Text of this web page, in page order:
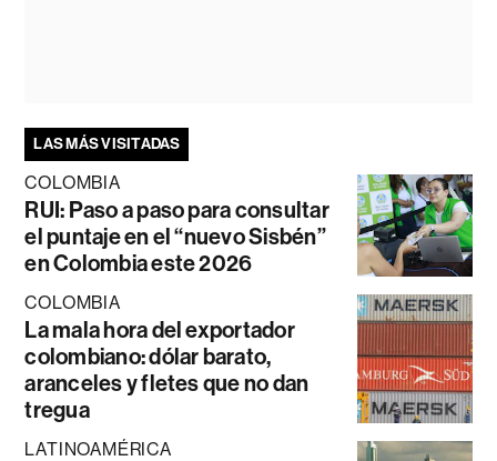
LAS MÁS VISITADAS
COLOMBIA
RUI: Paso a paso para consultar
el puntaje en el “nuevo Sisbén”
en Colombia este 2026
COLOMBIA
La mala hora del exportador
colombiano: dólar barato,
aranceles y fletes que no dan
tregua
LATINOAMÉRICA